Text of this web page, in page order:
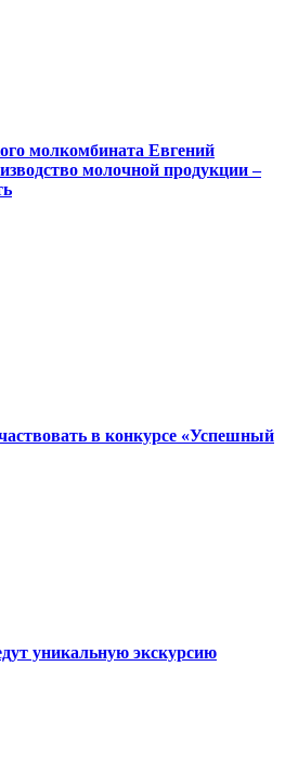
молкомбината Евгений
молочной продукции –
в конкурсе «Успешный
уникальную экскурсию